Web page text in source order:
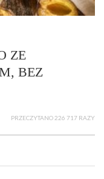
ZE
BEZ
PRZECZYTANO 226 717 RAZY